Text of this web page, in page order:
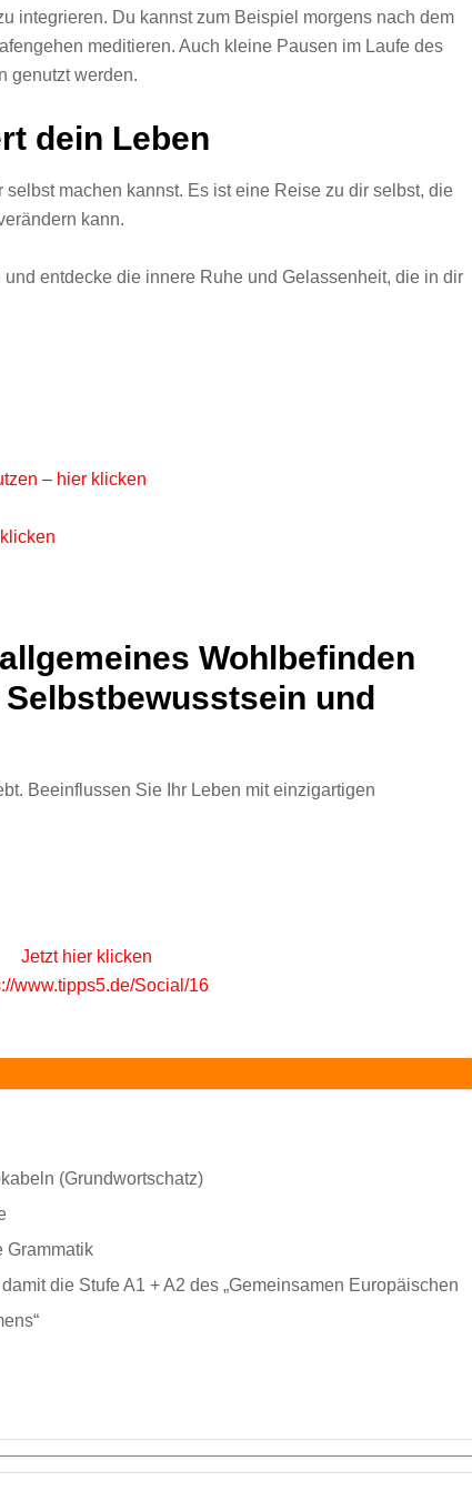
integrieren. Du kannst zum Beispiel morgens nach dem
meditieren. Auch kleine Pausen im Laufe des
genutzt werden.
dein Leben
machen kannst. Es ist eine Reise zu dir selbst, die
kann.
entdecke die innere Ruhe und Gelassenheit, die in dir
– hier klicken
Wohlbefinden
und
Beeinflussen Sie Ihr Leben mit einzigartigen
Jetzt hier klicken
www.tipps5.de/Social/16
(Grundwortschatz)
Grammatik
die Stufe A1 + A2 des „Gemeinsamen Europäischen